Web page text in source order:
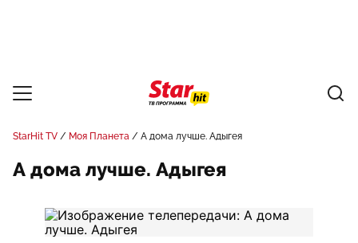
StarHit TV Моя Планета А дома лучше. Адыгея
А дома лучше. Адыгея